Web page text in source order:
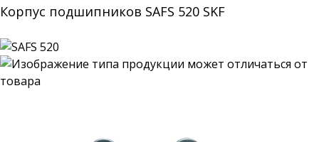
Корпус подшипников SAFS 520 SKF